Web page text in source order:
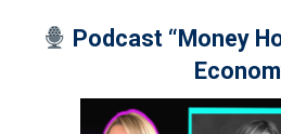
Podcast “Money